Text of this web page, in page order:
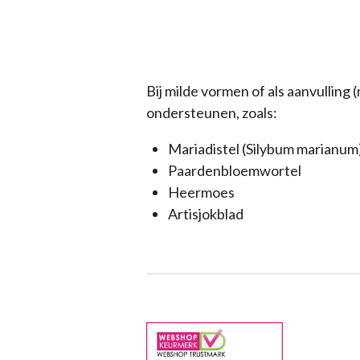
Bij milde vormen of als
ondersteunen, zoals:
Mariadistel (Silybum
Paardenbloemwortel
Heermoes
Artisjokblad